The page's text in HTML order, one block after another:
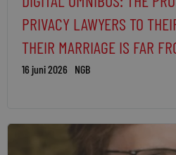
PRIVACY LAWYERS TO
THEIR MARRIAGE IS FAR
16 juni 2026 NGB